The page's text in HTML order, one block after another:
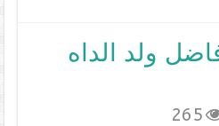
ولد الداه
265